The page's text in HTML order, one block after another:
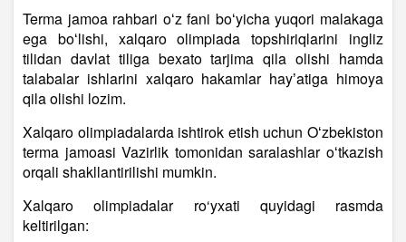
Terma jamoa rahbari oʻz fani boʻyicha yuqori malakaga
ega boʻlishi, xalqaro olimpiada topshiriqlarini ingliz
tilidan davlat tiliga bexato tarjima qila olishi hamda
talabalar ishlarini xalqaro hakamlar hayʼatiga himoya
qila olishi lozim.
Xalqaro olimpiadalarda ishtirok etish uchun Oʻzbekiston
terma jamoasi Vazirlik tomonidan saralashlar oʻtkazish
orqali shakllantirilishi mumkin.
Xalqaro olimpiadalar ro‘yxati quyidagi rasmda
keltirilgan: